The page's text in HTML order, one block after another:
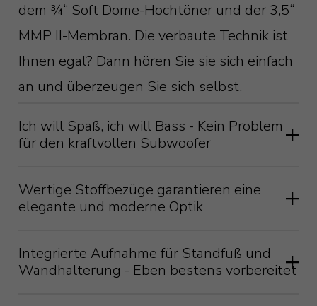
dem ¾“ Soft Dome-Hochtöner und der 3,5“
MMP II-Membran. Die verbaute Technik ist
Ihnen egal? Dann hören Sie sie sich einfach
an und überzeugen Sie sich selbst.
Ich will Spaß, ich will Bass - Kein Problem
für den kraftvollen Subwoofer
Das beste 5.1-System funktioniert nicht
ohne „.1“. Den Subwoofer. Da stellt das
Ausnahme dar. Im Bassbereich kommt
Wertige Stoffbezüge garantieren eine
elegante und moderne Optik
Auch wenn wir immer alle ganz viel über
Technik reden, am Ende des Tages steht
Integrierte Aufnahme für Standfuß und
Wandhalterung - Eben bestens vorbereitet